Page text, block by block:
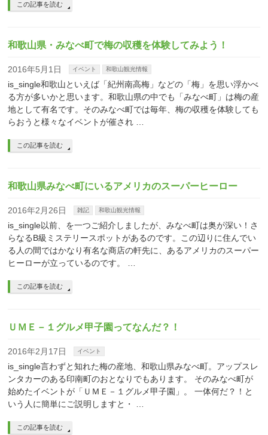
この記事を読む
和歌山県・みなべ町で梅の収穫を体験してみよう！
2016年5月1日 イベント 和歌山観光情報
is_single和歌山といえば「紀州南高梅」などの「梅」を思い浮かべ
る方が多いかと思います。和歌山県の中でも「みなべ町」は梅の産
地として有名です。そのみなべ町では毎年、梅の収穫を体験しても
らおうと様々なイベントが催され …
この記事を読む
和歌山県みなべ町にいるアメリカのスーパーヒーロー
2016年2月26日 雑記 和歌山観光情報
is_single以前、を一つご紹介しましたが、みなべ町は奥が深い！さ
らなるB級ミステリースポットがあるのです。この辺りに住んでい
る人の間ではかなり有名な商店の軒先に、あるアメリカのスーパー
ヒーローが立っているのです。 …
この記事を読む
ＵＭＥ－１グルメ甲子園ってなんだ？！
2016年2月17日 イベント
is_single言わずと知れた梅の産地、和歌山県みなべ町。アップスレ
ンタカーのある印南町のおとなりでもあります。 そのみなべ町が
始めたイベントが「ＵＭＥ－１グルメ甲子園」。 一体何だ？！と
いう人に簡単にご説明しますと・ …
この記事を読む